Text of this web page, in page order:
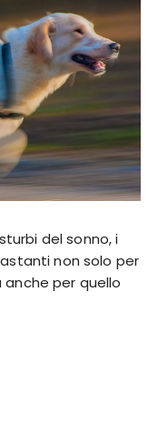
del sonno, i
non solo per
per quello